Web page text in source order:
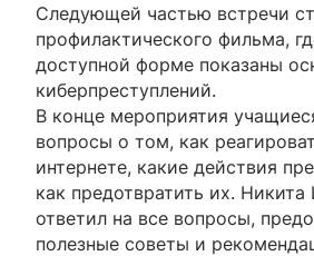
Следующей частью встречи
профилактического фильма,
доступной форме показаны
киберпреступлений.
В конце мероприятия
вопросы о том, как
интернете, какие действия
как предотвратить их. Никита
ответил на все вопросы,
полезные советы и